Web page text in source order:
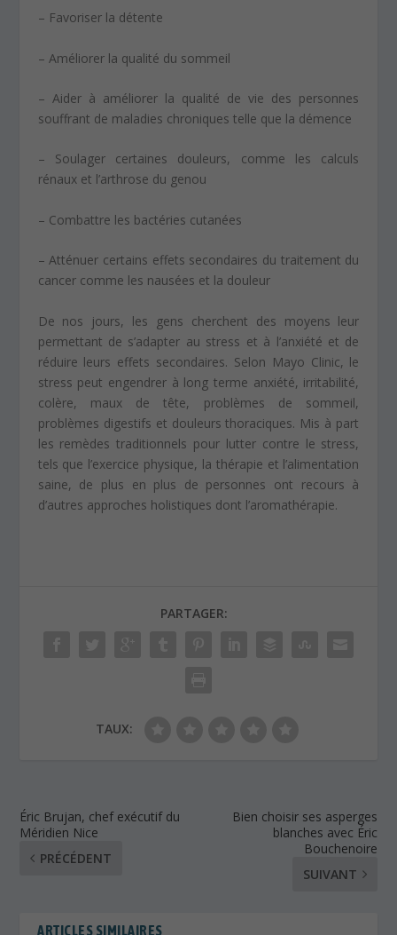
– Favoriser la détente
– Améliorer la qualité du sommeil
– Aider à améliorer la qualité de vie des personnes
souffrant de maladies chroniques telle que la démence
– Soulager certaines douleurs, comme les calculs
rénaux et l’arthrose du genou
– Combattre les bactéries cutanées
– Atténuer certains effets secondaires du traitement du
cancer comme les nausées et la douleur
De nos jours, les gens cherchent des moyens leur
permettant de s’adapter au stress et à l’anxiété et de
réduire leurs effets secondaires. Selon Mayo Clinic, le
stress peut engendrer à long terme anxiété, irritabilité,
colère, maux de tête, problèmes de sommeil,
problèmes digestifs et douleurs thoraciques. Mis à part
les remèdes traditionnels pour lutter contre le stress,
tels que l’exercice physique, la thérapie et l’alimentation
saine, de plus en plus de personnes ont recours à
d’autres approches holistiques dont l’aromathérapie.
PARTAGER:
TAUX:
Éric Brujan, chef exécutif du
Méridien Nice
PRÉCÉDENT
Bien choisir ses asperges
blanches avec Éric
Bouchenoire
SUIVANT
ARTICLES SIMILAIRES